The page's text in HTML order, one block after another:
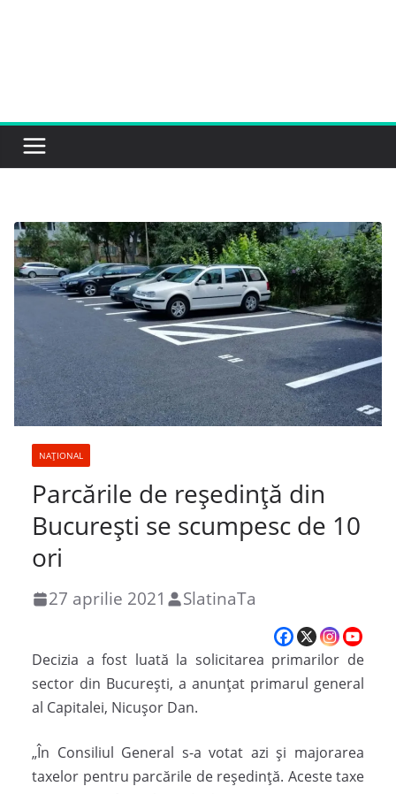
NAȚIONAL
Parcările de reședință din
București se scumpesc de 10
ori
27 aprilie 2021 SlatinaTa
Decizia a fost luată la solicitarea primarilor de
sector din București, a anunțat primarul general
al Capitalei, Nicușor Dan.
„În Consiliul General s-a votat azi și majorarea
taxelor pentru parcările de reședință. Aceste taxe